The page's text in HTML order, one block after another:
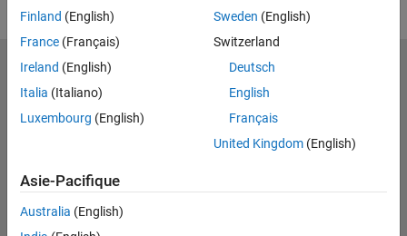
Finland (English)
France (Français)
Ireland (English)
Italia (Italiano)
Luxembourg (English)
Sweden (English)
Switzerland
Deutsch
English
Français
United Kingdom(English)
Asie-Pacifique
Australia (English)
MathWorks
Accelerating the pace of engineering and science
Découvrir les produits